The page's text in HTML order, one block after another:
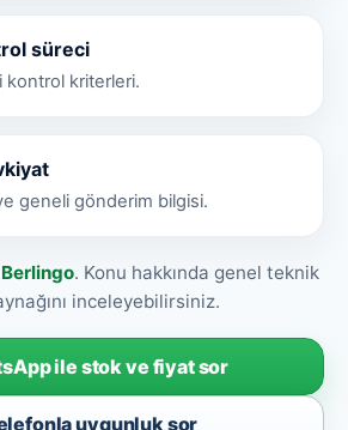
süreci
kontrol kriterleri.
geneli gönderim bilgisi.
. Konu hakkında genel teknik
inceleyebilirsiniz.
ile stok ve fiyat sor
uygunluk sor